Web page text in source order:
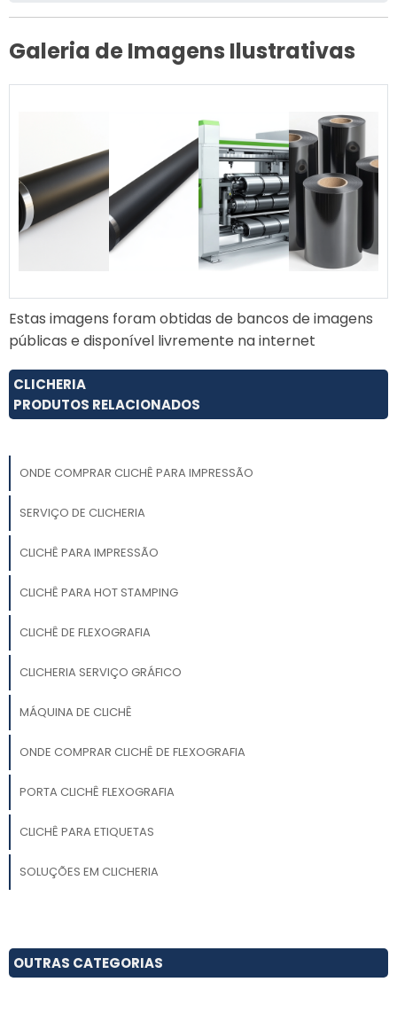
Galeria de Imagens Ilustrativas
Estas imagens foram obtidas de bancos de imagens
públicas e disponível livremente na internet
CLICHERIA
PRODUTOS RELACIONADOS
ONDE COMPRAR CLICHÊ PARA IMPRESSÃO
SERVIÇO DE CLICHERIA
CLICHÊ PARA IMPRESSÃO
CLICHÊ PARA HOT STAMPING
CLICHÊ DE FLEXOGRAFIA
CLICHERIA SERVIÇO GRÁFICO
MÁQUINA DE CLICHÊ
ONDE COMPRAR CLICHÊ DE FLEXOGRAFIA
PORTA CLICHÊ FLEXOGRAFIA
CLICHÊ PARA ETIQUETAS
SOLUÇÕES EM CLICHERIA
CLICHÊ PARA IMPRESSÃO COMPRAR
OUTRAS CATEGORIAS